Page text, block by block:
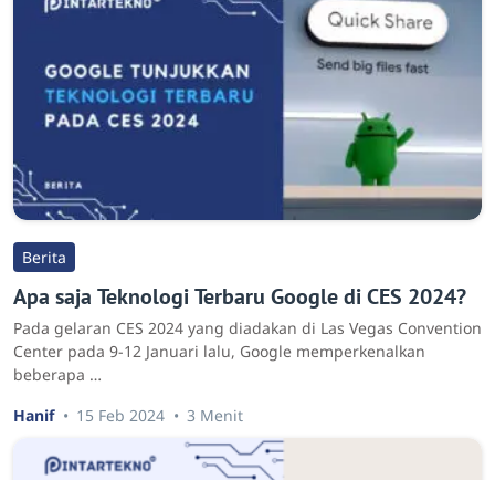
Berita
Apa saja Teknologi Terbaru Google di CES 2024?
Pada gelaran CES 2024 yang diadakan di Las Vegas Convention
Center pada 9-12 Januari lalu, Google memperkenalkan
beberapa …
Hanif
15 Feb 2024 3 Menit